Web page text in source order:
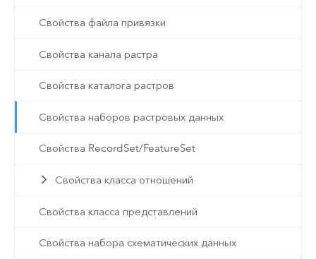
Свойства файла привязки
Свойства канала растра
Свойства каталога растров
Свойства наборов растровых данных
Свойства RecordSet/FeatureSet
Свойства класса отношений
Свойства класса представлений
Свойства набора схематических данных